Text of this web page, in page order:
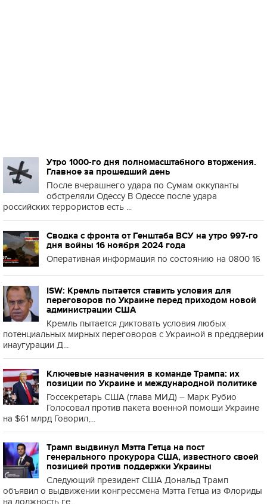
Утро 1000-го дня полномасштабного вторжения.
Главное за прошедший день
После вчерашнего удара по Сумам оккупанты
обстреляли Одессу В Одессе после удара
российских террористов есть ...
Сводка с фронта от Генштаба ВСУ на утро 997-го
дня войны 16 ноября 2024 года
Оперативная информация по состоянию на 0800 16
ISW: Кремль пытается ставить условия для
переговоров по Украине перед приходом новой
администрации США
Кремль пытается диктовать условия любых
потенциальных мирных переговоров с Украиной в преддверии
инаугурации Д...
Ключевые назначения в команде Трампа: их
позиции по Украине и международной политике
Госсекретарь США (глава МИД) – Марк Рубио
Голосовал против пакета военной помощи Украине
на $61 млрд Говорил,...
Трамп выдвинул Мэтта Гетца на пост
генерального прокурора США, известного своей
позицией против поддержки Украины
Следующий президент США Дональд Трамп
объявил о выдвижении конгрессмена Мэтта Гетца из Флориды
на должность ге...